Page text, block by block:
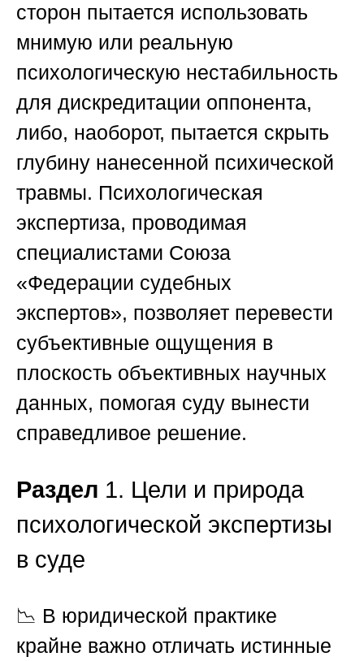
сторон пытается использовать
мнимую или реальную
психологическую нестабильность
для дискредитации оппонента,
либо, наоборот, пытается скрыть
глубину нанесенной психической
травмы. Психологическая
экспертиза, проводимая
специалистами Союза
«Федерации судебных
экспертов», позволяет перевести
субъективные ощущения в
плоскость объективных научных
данных, помогая суду вынести
справедливое решение.
Раздел 1. Цели и природа
психологической экспертизы
в суде
📉 В юридической практике
крайне важно отличать истинные